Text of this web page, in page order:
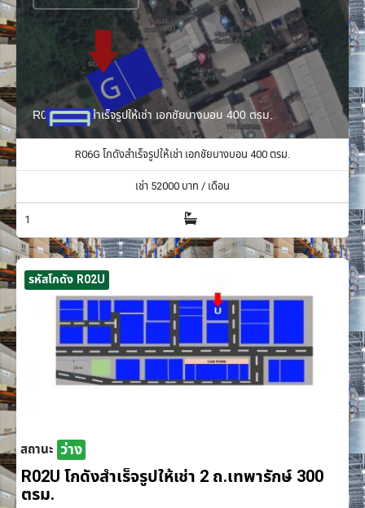
R06G โกดังสำเร็จรูปให้เช่า เอกชัยบางบอน 400 ตรม.
R06G โกดังสำเร็จรูปให้เช่า เอกชัยบางบอน 400 ตรม.
เช่า 52000 บาท / เดือน
1
รหัสโกดัง R02U
สถานะ ว่าง
R02U โกดังสำเร็จรูปให้เช่า 2 ถ.เทพารักษ์ 300
ตรม.